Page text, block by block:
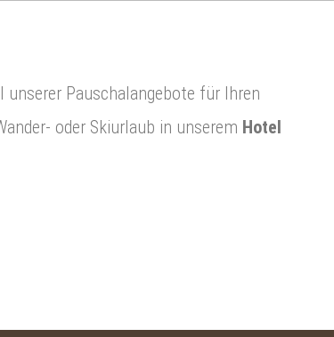
Pauschalangebote für Ihren
oder Skiurlaub in unserem Hotel